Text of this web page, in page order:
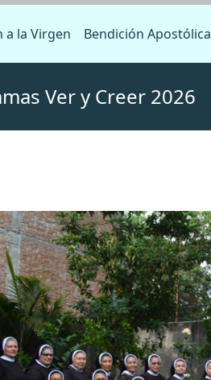
a la Virgen Bendición Apostólica
Ver y Creer 2026